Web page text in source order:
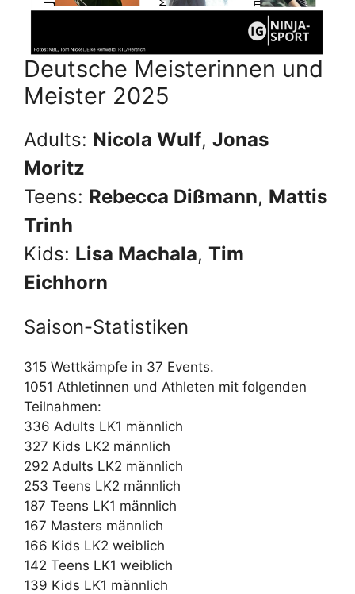
Deutsche Meisterinnen und
Meister 2025
Adults: Nicola Wulf, Jonas
Moritz
Teens: Rebecca Dißmann, Mattis
Trinh
Kids: Lisa Machala, Tim
Eichhorn
Saison-Statistiken
315 Wettkämpfe in 37 Events.
1051 Athletinnen und Athleten mit folgenden
Teilnahmen:
336 Adults LK1 männlich
327 Kids LK2 männlich
292 Adults LK2 männlich
253 Teens LK2 männlich
187 Teens LK1 männlich
167 Masters männlich
166 Kids LK2 weiblich
142 Teens LK1 weiblich
139 Kids LK1 männlich